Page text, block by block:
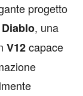
progetto
, una
V12capace